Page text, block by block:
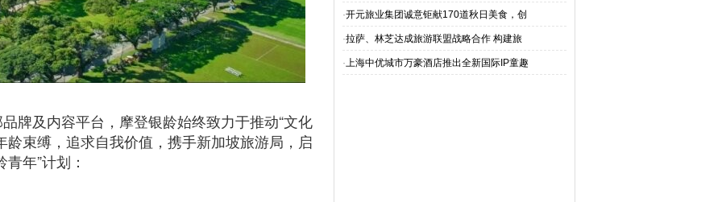
牌及内容平台，摩登银龄始终致力于推动“文化
龄束缚，追求自我价值，携手新加坡旅游局，启
年”计划：
·开元旅业集团诚意钜献170道秋日美食，创
·拉萨、林芝达成旅游联盟战略合作 构建旅
·上海中优城市万豪酒店推出全新国际IP童趣